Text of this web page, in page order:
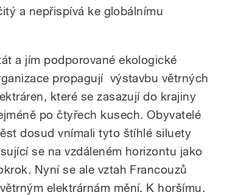
a nepřispívá ke globálnímu
a jím podporované ekologické
propagují výstavbu větrných
které se zasazují do krajiny
po čtyřech kusech. Obyvatelé
dosud vnímali tyto štíhlé siluety
se na vzdáleném horizontu jako
Nyní se ale vztah Francouzů
elektrárnám mění. K horšímu.